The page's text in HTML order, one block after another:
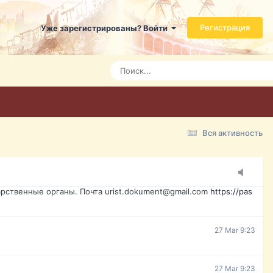
Уже зарегистрированы? Войти Регистрация
Вся активность
даже ребенок. Быстрое оформление договора с
Today 3:21
Today 3:24
Today 3:28
15 Mar 16:47
органы. Почта urist.dokument@gmail.com https://pas
27 Mar 9:23
27 Mar 9:23